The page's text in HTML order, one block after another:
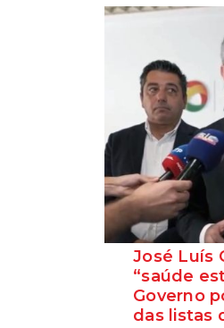
José Luís
“saúde
Governo
das listas